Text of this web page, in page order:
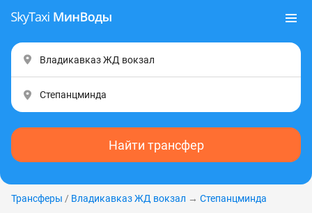
Найти трансфер
Трансферы / Владикавказ ЖД вокзал → Степанцминда